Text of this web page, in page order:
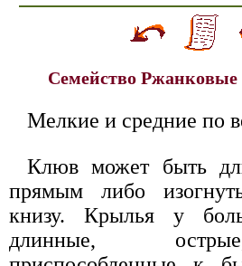
Семейство
Мелкие и средние по
Клюв может быть
прямым либо
книзу. Крылья у
длинные,